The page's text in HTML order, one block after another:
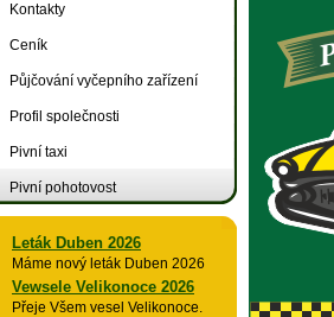
Kontakty
Ceník
Půjčování vyčepního zařízení
Profil společnosti
Pivní taxi
Pivní pohotovost
Leták Duben 2026
Máme nový leták Duben 2026
Vewsele Velikonoce 2026
Přeje Všem vesel Velikonoce.